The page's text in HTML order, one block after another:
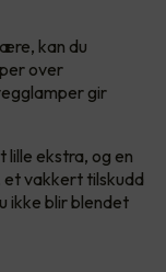
kan du
over
gir
ekstra, og en
et vakkert tilskudd
ikke blir blendet